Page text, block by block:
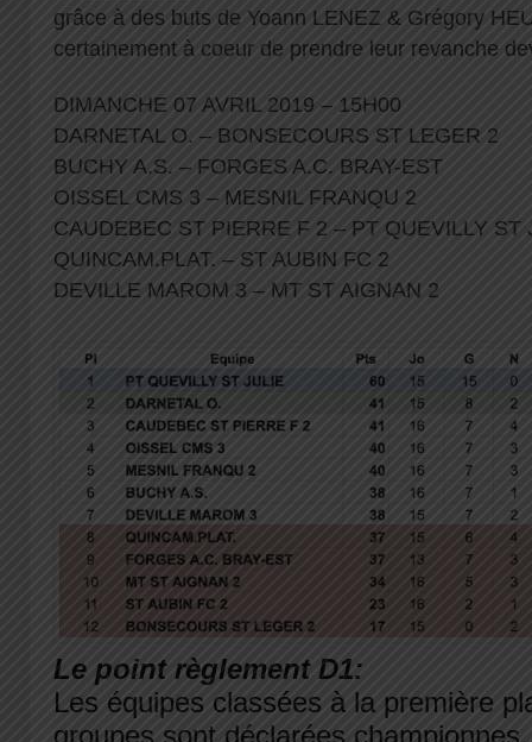
grâce à des buts de Yoann LENEZ & Grégory
certainement à coeur de prendre leur revanche
DIMANCHE 07 AVRIL 2019 – 15H00
DARNETAL O. – BONSECOURS ST LEGER 2
BUCHY A.S. – FORGES A.C. BRAY-EST
OISSEL CMS 3 – MESNIL FRANQU 2
CAUDEBEC ST PIERRE F 2 – PT QUEVILLY ST
QUINCAM.PLAT. – ST AUBIN FC 2
DEVILLE MAROM 3 – MT ST AIGNAN 2
Le point règlement D1:
Les équipes classées à la première